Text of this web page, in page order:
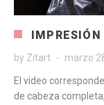
by Zitart marzo
El video
de cabeza